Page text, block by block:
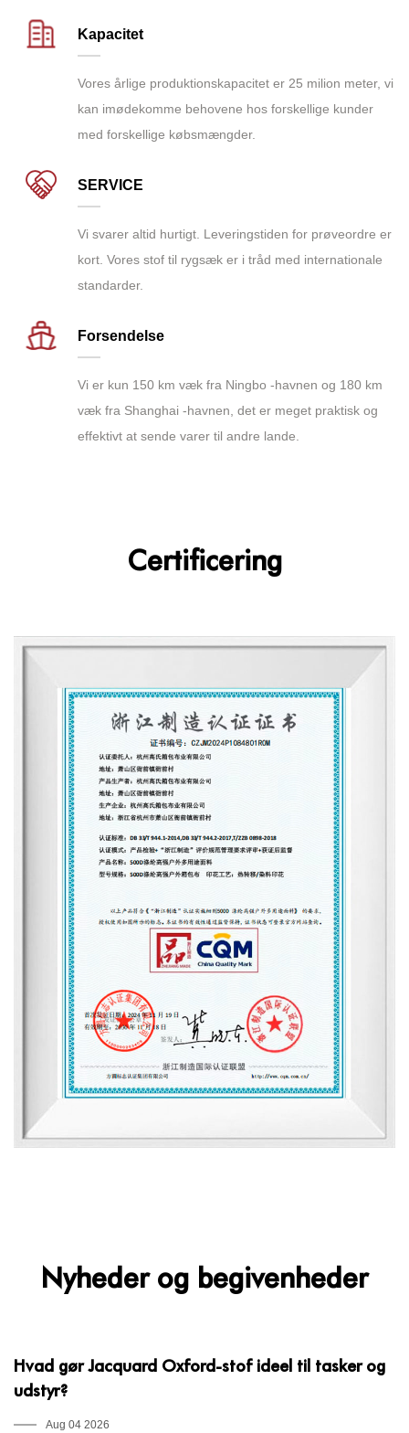
Kapacitet
Vores årlige produktionskapacitet er 25 milion meter, vi
kan imødekomme behovene hos forskellige kunder
med forskellige købsmængder.
SERVICE
Vi svarer altid hurtigt. Leveringstiden for prøveordre er
kort. Vores stof til rygsæk er i tråd med internationale
standarder.
Forsendelse
Vi er kun 150 km væk fra Ningbo -havnen og 180 km
væk fra Shanghai -havnen, det er meget praktisk og
effektivt at sende varer til andre lande.
Certificering
Nyheder og begivenheder
Hvad gør Jacquard Oxford-stof ideel til tasker og
udstyr?
Aug 04 2026